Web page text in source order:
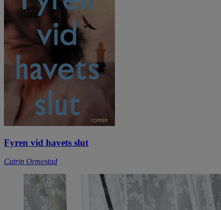
Fyren vid havets slut
Catrin Ormestad